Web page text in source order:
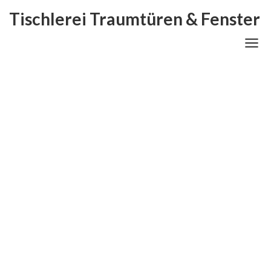
Tischlerei Traumtüren & Fenster